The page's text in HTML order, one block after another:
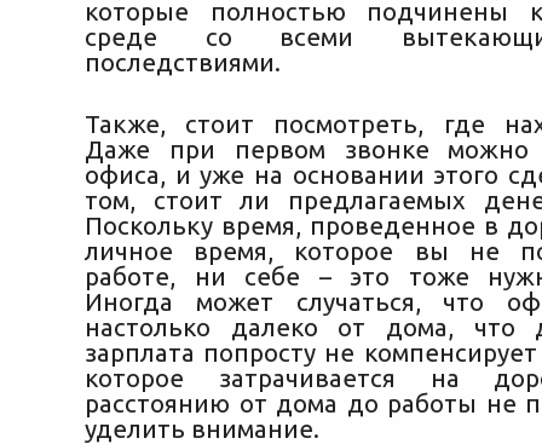
которые полностью подчинены
среде со всеми
последствиями.
Также, стоит посмотреть, где
Даже при первом звонке можно
офиса, и уже на основании этого
том, стоит ли предлагаемых
Поскольку время, проведенное в
личное время, которое вы не
работе, ни себе – это тоже
Иногда может случаться, что
настолько далеко от дома, что
зарплата попросту не
которое затрачивается на
расстоянию от дома до работы не
уделить внимание.